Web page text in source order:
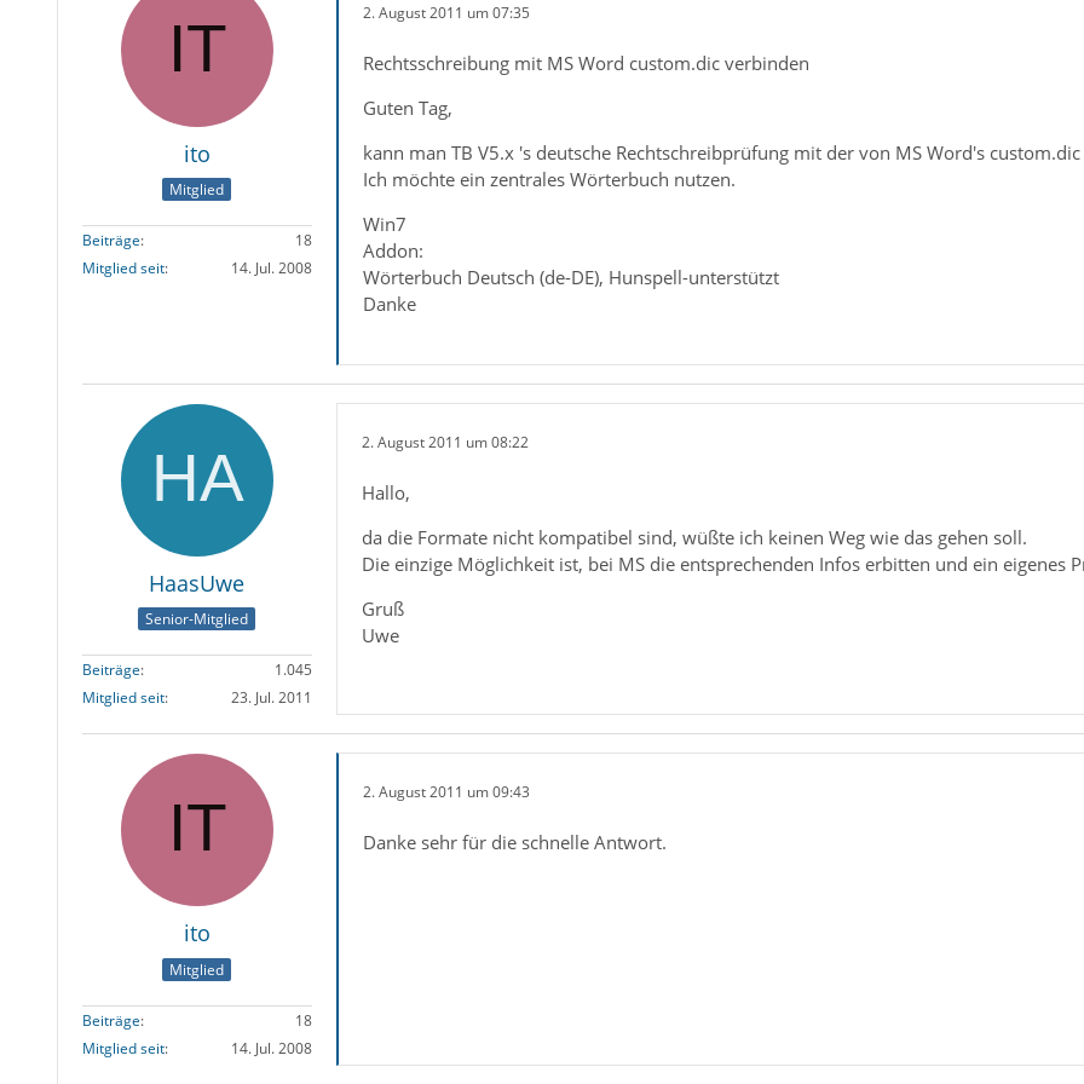
ito
Mitglied
Beiträge
18
Mitglied seit
14. Jul. 2008
2. August 2011 um 07:35
Rechtsschreibung mit MS Word custom.dic verbinden
Guten Tag,
kann man TB V5.x 's deutsche Rechtschreibprüfung mit der von MS Word's
Ich möchte ein zentrales Wörterbuch nutzen.
Win7
Addon:
Wörterbuch Deutsch (de-DE), Hunspell-unterstützt
Danke
HaasUwe
Senior-Mitglied
Beiträge
1.045
Mitglied seit
23. Jul. 2011
2. August 2011 um 08:22
Hallo,
da die Formate nicht kompatibel sind, wüßte ich keinen Weg wie das gehen soll.
Die einzige Möglichkeit ist, bei MS die entsprechenden Infos erbitten und ein eigenes
Gruß
Uwe
ito
Mitglied
Beiträge
18
Mitglied seit
14. Jul. 2008
2. August 2011 um 09:43
Danke sehr für die schnelle Antwort.